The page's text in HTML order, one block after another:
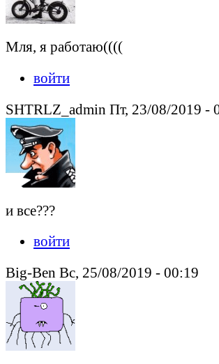
Мля, я работаю((((
войти
SHTRLZ_admin Пт, 23/08/2019 -
и все???
войти
Big-Ben Вс, 25/08/2019 - 00:19